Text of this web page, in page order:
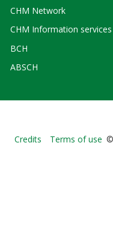
CHM Network
CHM Information services
BCH
ABSCH
Credits Terms of use